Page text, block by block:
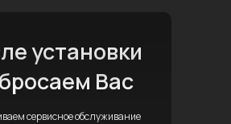
установки
Вас
сервисное обслуживание